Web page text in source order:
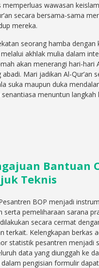
wawasan
secara bersama-sama
mereka.
seorang hamba
akhlak mulia dalam
akan menerangi hari-
Mari jadikan Al-
suka maupun duka
senantiasa menuntun
Bantuan
Teknis
BOP menjadi
serta pemeliharaan sarana
secara cermat
terkait. Kelengkapan berkas
statistik pesantren menjadi
data yang diunggah ke
dalam pengisian formulir